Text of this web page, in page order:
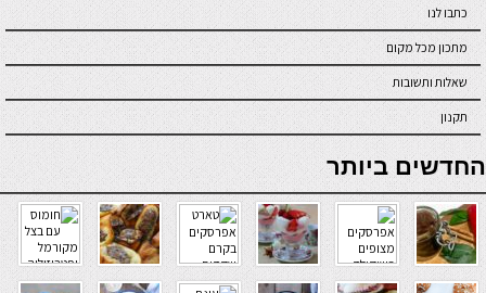
כתבו לנו
מתכון מכל מקום
שאלות ותשובות
תקנון
online casino
החדשים ביותר